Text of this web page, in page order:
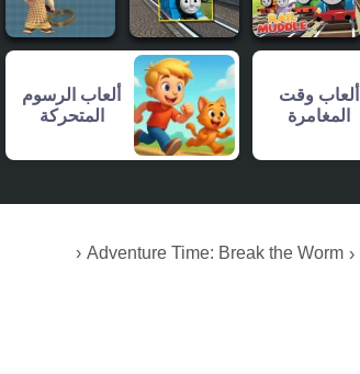
Adventure Time: Break the Worm
ألعاب وقت
المغامرة
ألعاب الرسوم
المتحركة